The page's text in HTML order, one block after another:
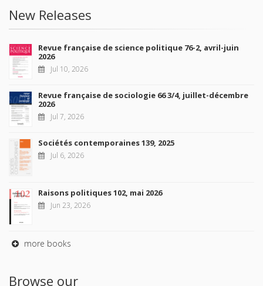
New Releases
Revue française de science politique 76-2, avril-juin
2026
Jul 10, 2026
Revue française de sociologie 66 3/4, juillet-décembre
2026
Jul 7, 2026
Sociétés contemporaines 139, 2025
Jul 6, 2026
Raisons politiques 102, mai 2026
Jun 23, 2026
more books
Browse our